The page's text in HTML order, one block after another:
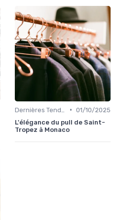
• 01/10/2025
L'élégance du pull de Saint-
Tropez à Monaco